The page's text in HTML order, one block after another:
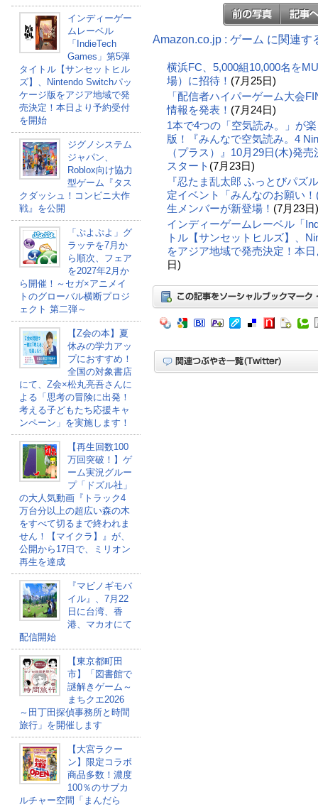
インディーゲー
ムレーベル
「IndieTech
Games」第5弾
タイトル【サンセットヒル
ズ】、Nintendo Switchパッ
ケージ版をアジア地域で発
売決定！本日より予約受付
を開始
ジグノシステム
ジャパン、
Roblox向け協力
型ゲーム『タス
クダッシュ！コンビニ大作
戦』を公開
「ぷよぷよ」グ
ラッテを7月か
ら順次、フェア
を2027年2月か
ら開催！～セガ×アニメイ
トのグローバル横断プロジ
ェクト 第二弾～
【Z会の本】夏
休みの学力アッ
プにおすすめ！
全国の対象書店
にて、Z会×松丸亮吾さんに
よる「思考の冒険に出発！
考える子どもたち応援キャ
ンペーン」を実施します！
【再生回数100
万回突破！】ゲ
ーム実況グルー
プ「ドズル社」
の大人気動画『トラック4
万台分以上の超広い森の木
をすべて切るまで終われま
せん！【マイクラ】』が、
公開から17日で、ミリオン
再生を達成
『マビノギモバ
イル』、7月22
日に台湾、香
港、マカオにて
配信開始
【東京都町田
市】「図書館で
謎解きゲーム～
まちクエ2026
～田丁田探偵事務所と時間
旅行」を開催します
【大宮ラクー
ン】限定コラボ
商品多数！濃度
100％のサブカ
ルチャー空間「まんだら
Amazon.co.jp : ゲーム に関連す
横浜FC、5,000組10,000名を
場）に招待！ (7月25日)
「配信者ハイパーゲーム大会
情報を発表！ (7月24日)
1本で4つの「空気読み。」が
版！『みんなで空気読み。4
（プラス）』10月29日(木)発
スタート (7月23日)
『忍たま乱太郎 ふっとびパズ
定イベント「みんなのお願い
生メンバーが新登場！ (7月23日)
インディーゲームレーベル「
トル【サンセットヒルズ】、
をアジア地域で発売決定！本
日)